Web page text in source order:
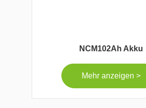
NCM102Ah Akku
Mehr anzeigen >